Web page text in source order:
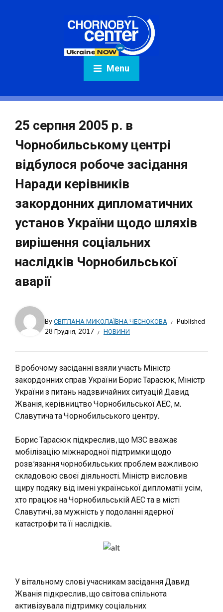
Menu
25 серпня 2005 р. в
Чорнобильському центрі
відбулося робоче засідання
Наради керівників
закордонних дипломатичних
установ України щодо шляхів
вирішення соціальних
наслідків Чорнобильської
аварії
ByСВІТЛАНА МИКОЛАЇВНА ЧЕСНОКОВА
Published
28 Грудня, 2017
НОВИНИ
В робочому засіданні взяли участь Міністр
закордонних справ України Борис Тарасюк, Міністр
України з питань надзвичайних ситуацій Давид
Жванія, керівництво Чорнобильської АЕС, м.
Славутича та Чорнобильського центру.
Борис Тарасюк підкреслив, що МЗС вважає
мобілізацію міжнародної підтримки щодо
розв’язання чорнобильських проблем важливою
складовою своєї діяльності. Міністр висловив
щиру подяку від імені української дипломатії усім,
хто працює на Чорнобильській АЕС та в місті
Славутичі, за мужність у подоланні ядерної
катастрофи та її наслідків.
У вітальному слові учасникам засідання Давид
Жванія підкреслив, що світова спільнота
активізувала підтримку соціальних